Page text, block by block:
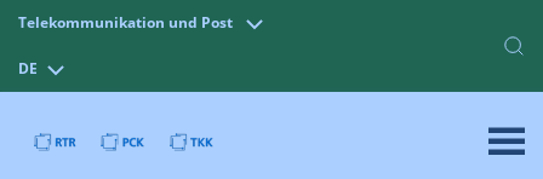
Telekommunikation und Post
DE